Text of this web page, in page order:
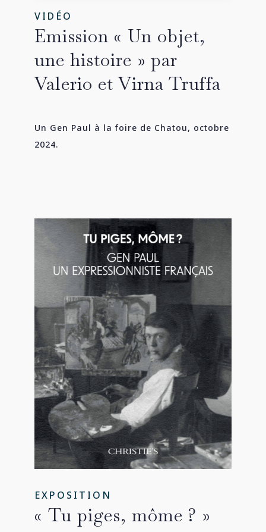
VIDÉO
Emission « Un objet,
une histoire » par
Valerio et Virna Truffa
Un Gen Paul à la foire de Chatou, octobre
2024.
EXPOSITION
« Tu piges, môme ? »